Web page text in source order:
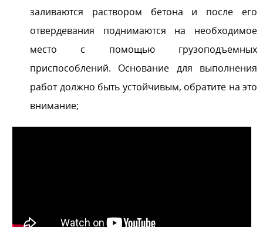
заливаются раствором бетона и после его
отвердевания поднимаются на необходимое
место с помощью грузоподъемных
приспособлений. Основание для выполнения
работ должно быть устойчивым, обратите на это
внимание;